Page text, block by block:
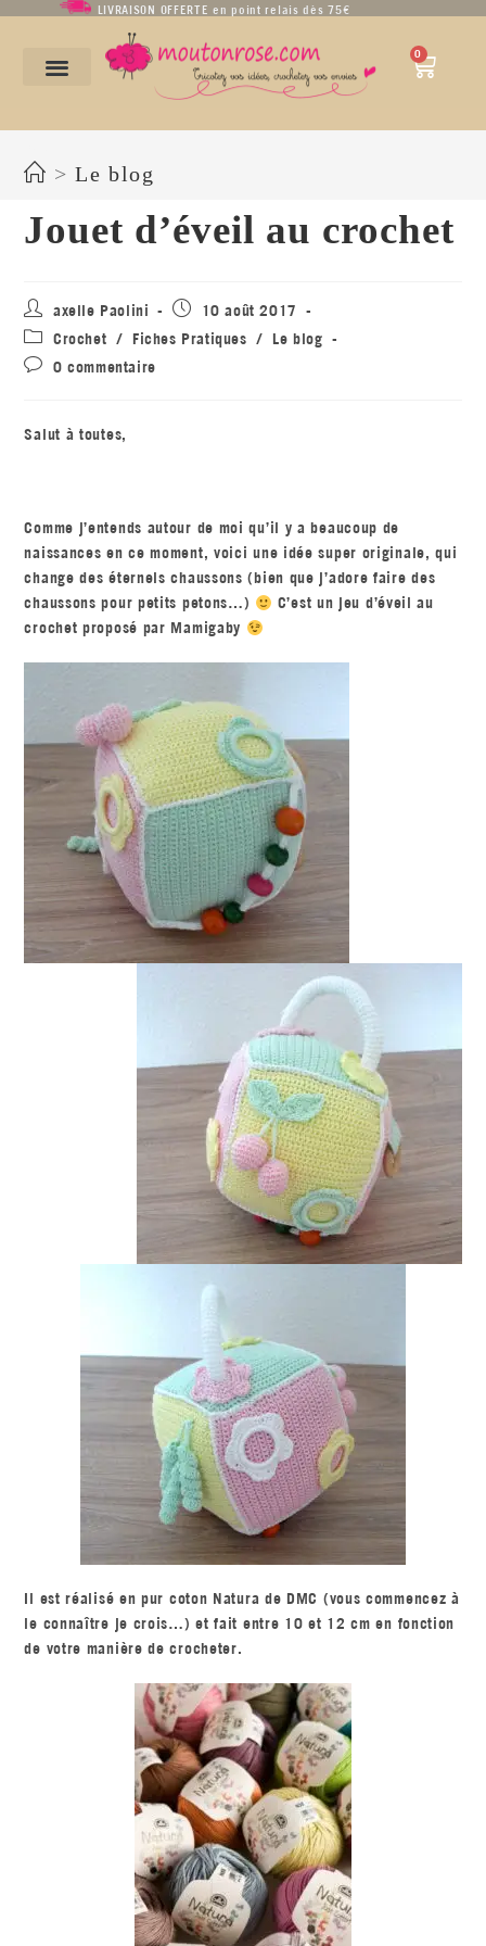
LIVRAISON OFFERTE en point relais dès 75€
0
> Le blog
Jouet d’éveil au crochet
axelle Paolini
10 août 2017
Crochet / Fiches Pratiques / Le blog
0 commentaire
Salut à toutes,
Comme j’entends autour de moi qu’il y a beaucoup de
naissances en ce moment, voici une idée super originale, qui
change des éternels chaussons (bien que j’adore faire des
chaussons pour petits petons…)
C’est un jeu d’éveil au
crochet proposé par Mamigaby
Il est réalisé en pur coton Natura de DMC (vous commencez à
le connaître je crois…) et fait entre 10 et 12 cm en fonction
de votre manière de crocheter.